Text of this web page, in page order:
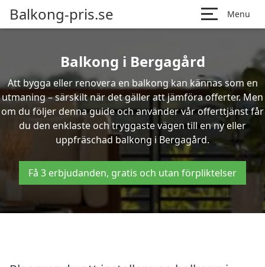
Balkong-pris.se Menu
Balkong i Bergagård
Att bygga eller renovera en balkong kan kännas som en
utmaning – särskilt när det gäller att jämföra offerter. Men
om du följer denna guide och använder vår offerttjänst får
du den enklaste och tryggaste vägen till en ny eller
uppfräschad balkong i Bergagård.
Få 3 erbjudanden, gratis och utan förpliktelser